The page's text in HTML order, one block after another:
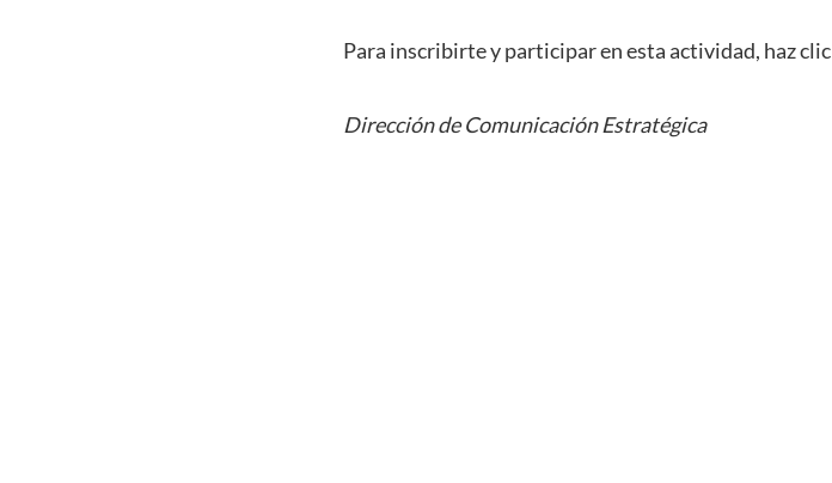
Para inscribirte y participar en esta actividad, haz clic
Dirección de Comunicación Estratégica